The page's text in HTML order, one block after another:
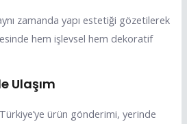
zamanda yapı estetiği gözetilerek
hem işlevsel hem dekoratif
Ulaşım
Türkiye’ye ürün gönderimi, yerinde